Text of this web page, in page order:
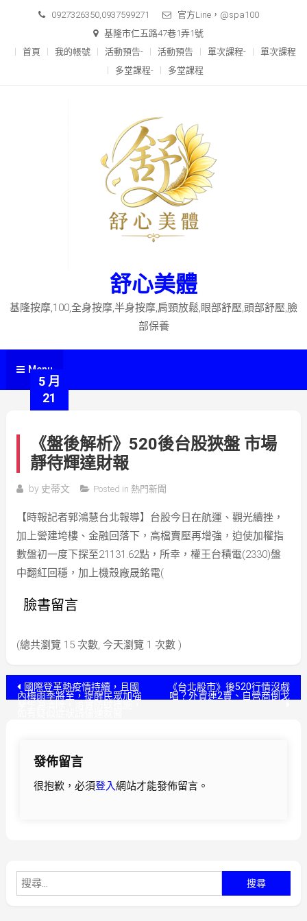
content
0927326350,0937599271
官方Line，@spa100
基隆市仁五路47巷1弄1號
首頁
我的帳號 活動預告- 活動預告 單次課程-
單次課程
多堂課程-
多堂課程
舒心美體
基隆按摩,100,全身按摩,半身按摩,肩頸放鬆,眼部舒壓,頭部舒壓,臉
部保養
Menu
5 月
21
《盤後解析》520後台股狹盤 市場
靜待輝達財報
by 史蒂文 Posted in 熱門新聞
【時報記者郭鴻慧台北報導】台股今日在航運、觀光續挫，
加上營建垮樓、金融回落下，高檔賣壓再增強，迫使加權指
數盤初一度下探至21131.62點，所幸，權王台積電(2330)盤
中翻紅回穩，加上機殼廠晟銘電(
臉書留言
(總共瀏覽 15 次數, 今天瀏覽 1 次數 )
文國際登革熱疫情持續，且國
內梅雨季將至，提醒民眾加強
《台北股市》後520行情沒戲
唱？外資連2賣、自營商倒戈
發佈留言
很抱歉，必須登入網站才能發佈留言。
尋